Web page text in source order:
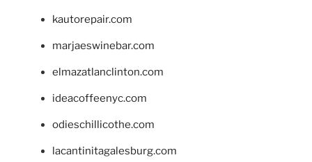
kautorepair.com
marjaeswinebar.com
elmazatlanclinton.com
ideacoffeenyc.com
odieschillicothe.com
lacantinitagalesburg.com